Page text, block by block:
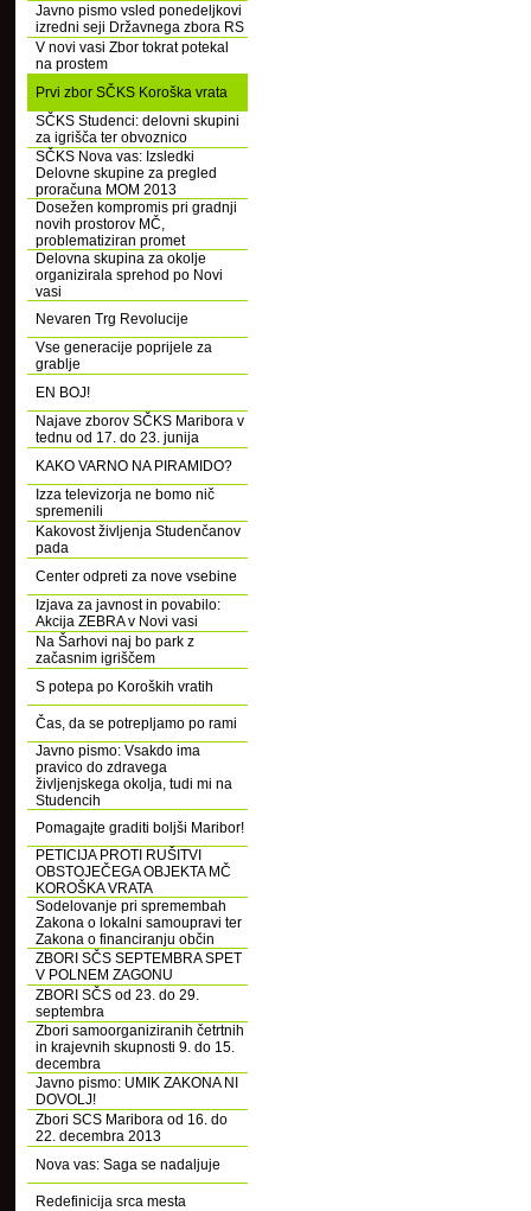
Javno pismo vsled ponedeljkovi
izredni seji Državnega zbora RS
V novi vasi Zbor tokrat potekal
na prostem
Prvi zbor SČKS Koroška vrata
SČKS Studenci: delovni skupini
za igrišča ter obvoznico
SČKS Nova vas: Izsledki
Delovne skupine za pregled
proračuna MOM 2013
Dosežen kompromis pri gradnji
novih prostorov MČ,
problematiziran promet
Delovna skupina za okolje
organizirala sprehod po Novi
vasi
Nevaren Trg Revolucije
Vse generacije poprijele za
grablje
EN BOJ!
Najave zborov SČKS Maribora v
tednu od 17. do 23. junija
KAKO VARNO NA PIRAMIDO?
Izza televizorja ne bomo nič
spremenili
Kakovost življenja Studenčanov
pada
Center odpreti za nove vsebine
Izjava za javnost in povabilo:
Akcija ZEBRA v Novi vasi
Na Šarhovi naj bo park z
začasnim igriščem
S potepa po Koroških vratih
Čas, da se potrepljamo po rami
Javno pismo: Vsakdo ima
pravico do zdravega
življenjskega okolja, tudi mi na
Studencih
Pomagajte graditi boljši Maribor!
PETICIJA PROTI RUŠITVI
OBSTOJEČEGA OBJEKTA MČ
KOROŠKA VRATA
Sodelovanje pri spremembah
Zakona o lokalni samoupravi ter
Zakona o financiranju občin
ZBORI SČS SEPTEMBRA SPET
V POLNEM ZAGONU
ZBORI SČS od 23. do 29.
septembra
Zbori samoorganiziranih četrtnih
in krajevnih skupnosti 9. do 15.
decembra
Javno pismo: UMIK ZAKONA NI
DOVOLJ!
Zbori SCS Maribora od 16. do
22. decembra 2013
Nova vas: Saga se nadaljuje
Redefinicija srca mesta